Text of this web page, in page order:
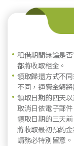
租借期間無論是否
都將收取租金。
領取歸還方式不
不同，運費金額
領取日期的四天
取消日依電子郵件
領取日期的三天前
將收取最初預約
請務必特別留意。